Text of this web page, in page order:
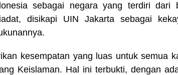
sebagai negara yang terdiri dari
disikapi UIN Jakarta sebagai
kesempatan yang luas untuk semua
Keislaman. Hal ini terbukti, dengan